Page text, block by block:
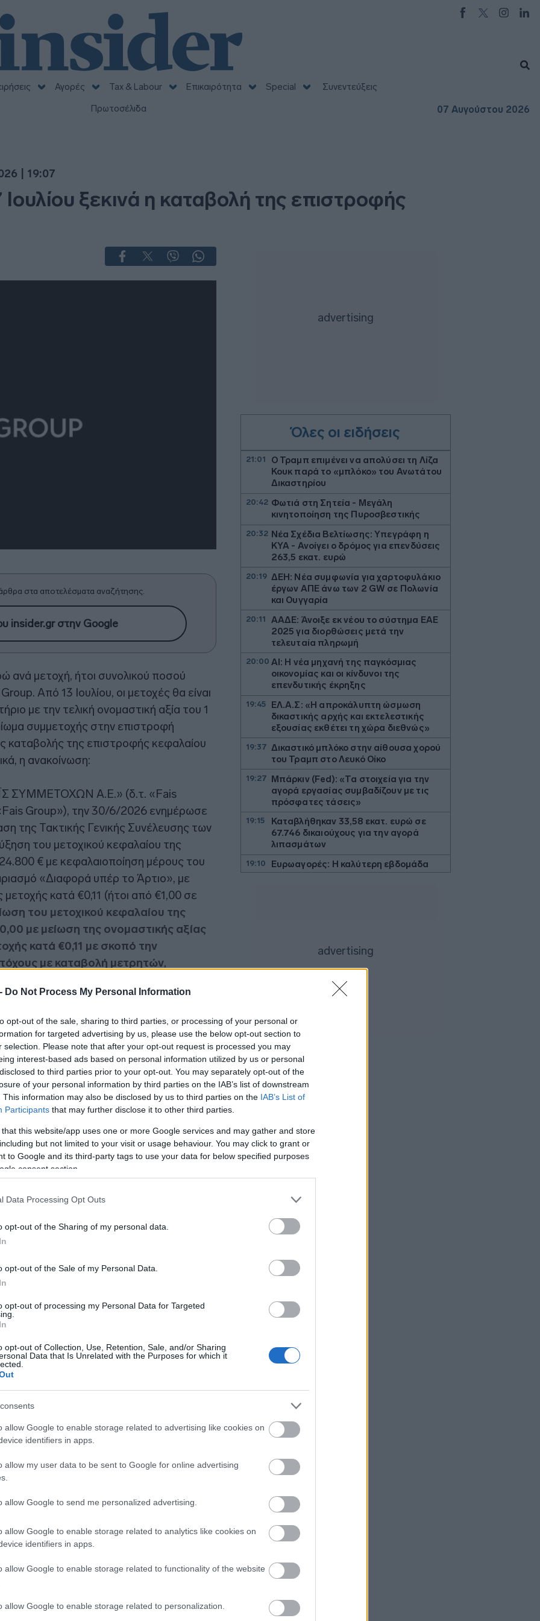
Do Not Process My Personal Information
opt-out of the sale, sharing to third parties, or processing of your personal or
for targeted advertising by us, please use the below opt-out section to
selection. Please note that after your opt-out request is processed you may
interest-based ads based on personal information utilized by us or personal
to third parties prior to your opt-out. You may separately opt-out of the
of your personal information by third parties on the IAB’s list of downstream
This information may also be disclosed by us to third parties on the IAB’s List of
Participants that may further disclose it to other third parties.
that this website/app uses one or more Google services and may gather and store
but not limited to your visit or usage behaviour. You may click to grant or
to Google and its third-party tags to use your data for below specified purposes
consent section.
Data Processing Opt Outs
opt-out of the Sharing of my personal data.
opt-out of the Sale of my Personal Data.
opt-out of processing my Personal Data for Targeted
opt-out of Collection, Use, Retention, Sale, and/or Sharing
Data that Is Unrelated with the Purposes for which it
allow Google to enable storage related to advertising like cookies on
identifiers in apps.
allow my user data to be sent to Google for online advertising
allow Google to send me personalized advertising.
allow Google to enable storage related to analytics like cookies on
identifiers in apps.
allow Google to enable storage related to functionality of the website
allow Google to enable storage related to personalization.
Αγορές Tax & Labour Επικαιρότητα Special
Συνεντεύξεις
Πρωτοσέλιδα
07 Αυγούστου 2026
| 19:07
ξεκινά η καταβολή της επιστροφής
στα αποτελέσματα αναζήτησης.
insider.gr στην Google
ανά μετοχή, ήτοι συνολικού ποσού
Από 13 Ιουλίου, οι μετοχές θα είναι
με την τελική ονομαστική αξία του 1
συμμετοχής στην επιστροφή
καταβολής της επιστροφής κεφαλαίου
η ανακοίνωση:
ΣΥΜΜΕΤΟΧΩΝ Α.Ε.» (δ.τ. «Fais
Group»), την 30/6/2026 ενημέρωσε
της Τακτικής Γενικής Συνέλευσης των
του μετοχικού κεφαλαίου της
€ με κεφαλαιοποίηση μέρους του
«Διαφορά υπέρ το Άρτιο», με
κατά €0,11 (ήτοι από €1,00 σε
του μετοχικού κεφαλαίου της
με μείωση της ονομαστικής αξίας
κατά €0,11 με σκοπό την
με καταβολή μετρητών,
και παροχή
Συμβούλιο, με σκοπό την επιστροφή
επιστροφή του ποσού της μείωσης,
Γενικό Εμπορικό Μητρώο (Γ.Ε.ΜΗ.), με
η με αρ. πρωτ
ΑΔΑ 93 Ε346ΝΛΣΞΠ90, με την οποία
του άρθρου 5 του Καταστατικού
αύξησης και μείωσης του
του Καταστατικού.
09/07/2026, ενημερώθηκε για την
αξίας των μετοχών της Εταιρείας
της Εταιρείας ανέρχεται
45.680.000 κοινές, μετά ψήφου,
1 € η καθεμία.
Όλες οι ειδήσεις
21:01
Ο Τραμπ επιμένει να απολύσει τη Λίζα
Κουκ παρά το «μπλόκο» του Ανωτάτου
Δικαστηρίου
20:42 Φωτιά στη Σητεία - Μεγάλη
κινητοποίηση της Πυροσβεστικής
20:32 Νέα Σχέδια Βελτίωσης: Υπεγράφη η
ΚΥΑ - Ανοίγει ο δρόμος για επενδύσεις
263,5 εκατ. ευρώ
20:19 ΔΕΗ: Νέα συμφωνία για χαρτοφυλάκιο
έργων ΑΠΕ άνω των 2 GW σε Πολωνία
και Ουγγαρία
20:11
ΑΑΔΕ: Άνοιξε εκ νέου το σύστημα ΕΑΕ
2025 για διορθώσεις μετά την
τελευταία πληρωμή
20:00 AI: Η νέα μηχανή της παγκόσμιας
οικονομίας και οι κίνδυνοι της
επενδυτικής έκρηξης
19:45
ΕΛ.Α.Σ: «Η απροκάλυπτη ώσμωση
δικαστικής αρχής και εκτελεστικής
εξουσίας εκθέτει τη χώρα διεθνώς»
19:37 Δικαστικό μπλόκο στην αίθουσα χορού
του Τραμπ στο Λευκό Οίκο
19:27 Μπάρκιν (Fed): «Τα στοιχεία για την
αγορά εργασίας συμβαδίζουν με τις
πρόσφατες τάσεις»
19:15
Καταβλήθηκαν 33,58 εκατ. ευρώ σε
67.746 δικαιούχους για την αγορά
λιπασμάτων
19:10
Ευρωαγορές: Η καλύτερη εβδομάδα
από τα τέλη Ιουνίου - Σε νέα υψηλά ο
Η Ιταλία απαντά στην Ισπανία: «Δεν
συνοριακοί έλεγχοι
Flexopack: Στα 6,49 εκατ. ευρώ το
18:33 Θεσσαλονίκη: Οι αλλαγές στις
λεωφορειακές γραμμές με την
επέκταση του Μετρό στην Καλαμαριά
18:23
Μπήτρος: Τροποποιήθηκε η συμφωνία
εξυγίανσης θυγατρικής
ανατολικό τμήμα της Ουκρανίας
18:09
Εβδομαδιαία άνοδος 1,76% στο ΧΑ -
Νέα υπεραπόδοση στις τράπεζες
εμβόλια για την αντιμετώπιση της
νόσου Έμπολα σε Κονγκό και Ουγκάντα
Προς χαμηλό 10ετίας η παραγωγή
ζάχαρης στην Ευρώπη
- Ανάπτυξη αμυντικών τεχνολογιών σε
Ελλάδα και Κύπρο
Ο Τραμπ επιβάλλει δασμούς 15% σε
βασικά υλικά τσιπ για να αντιμετωπίσει
και πάλι σε ισχύ τη Συμφωνία Σένγκεν
έως 9 Αυγούστου
έργα
17:15
Σαουδική Αραβία: Η αμυντική
συμφωνία με Τουρκία και Πακιστάν δεν
Γεωργιάδης από Ρόδο: «Σε ενάμιση
Η Deloitte αποκλειστικός σύμβουλος
της ΔΕΗ για την στρατηγική είσοδο
στην Πολωνία
Στεφάνι Κορινθίας
για την απασχόληση - Άνοδος 16% για
Airbnb